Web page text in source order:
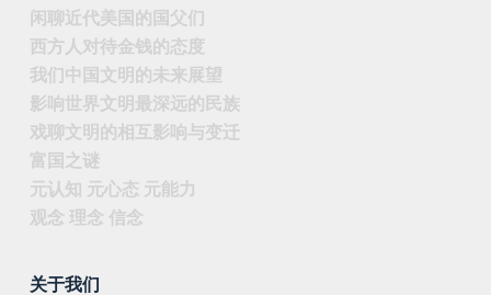
闲聊近代美国的国父们
西方人对待金钱的态度
我们中国文明的未来展望
影响世界文明最深远的民族
戏聊文明的相互影响与变迁
富国之谜
元认知 元心态 元能力
观念 理念 信念
关于我们